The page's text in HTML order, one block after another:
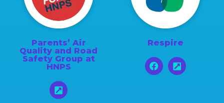
Parents’ Air
Quality and Road
Safety Group at
HNPS
Respire